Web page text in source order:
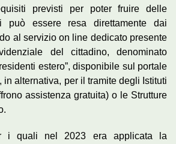
previsti per poter fruire delle
può essere resa direttamente dai
al servizio on line dedicato presente
del cittadino, denominato
estero”, disponibile sul portale
in alternativa, per il tramite degli Istituti
assistenza gratuita) o le Strutture
i quali nel 2023 era applicata la